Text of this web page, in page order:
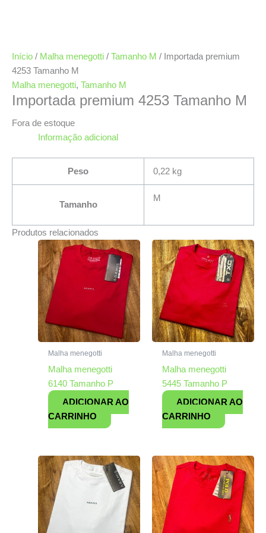
Início / Malha menegotti / Tamanho M / Importada premium
4253 Tamanho M
Malha menegotti, Tamanho M
Importada premium 4253 Tamanho M
Fora de estoque
Informação adicional
Peso 0,22 kg
Tamanho
M
Produtos relacionados
Malha menegotti
Malha menegotti
6140 Tamanho P
ADICIONAR AO
CARRINHO
Malha menegotti
Malha menegotti
5445 Tamanho P
ADICIONAR AO
CARRINHO